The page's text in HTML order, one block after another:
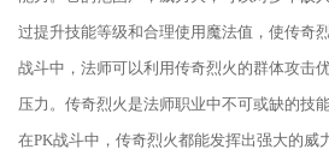
过提升技能等级和合理使用魔法值，使传奇
战斗中，法师可以利用传奇烈火的群体攻击
压力。传奇烈火是法师职业中不可或缺的技
在PK战斗中，传奇烈火都能发挥出强大的威